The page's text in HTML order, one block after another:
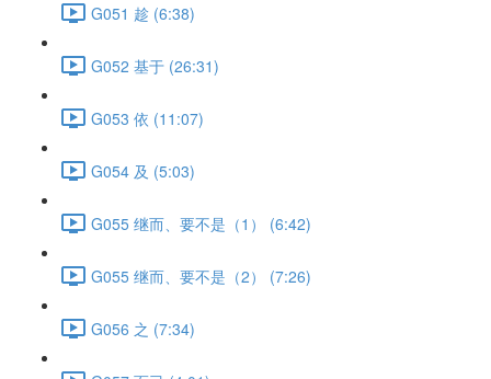
G051 趁 (6:38)
G052 基于 (26:31)
G053 依 (11:07)
G054 及 (5:03)
G055 继而、要不是（1） (6:42)
G055 继而、要不是（2） (7:26)
G056 之 (7:34)